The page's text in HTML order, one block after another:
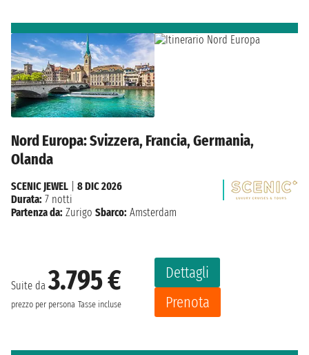
Nord Europa: Svizzera, Francia, Germania,
Olanda
Suite da3.795 €
prezzo per persona Tasse incluse
Dettagli
Prenota
SCENIC JEWEL
8 DIC 2026
Durata: 7 notti
Partenza da: Zurigo Sbarco: Amsterdam